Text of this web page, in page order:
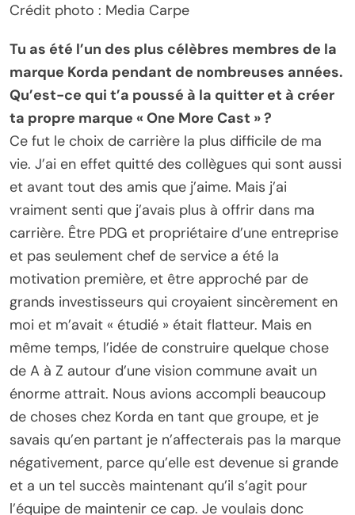
Crédit photo : Media Carpe
Tu as été l’un des plus célèbres membres de la
marque Korda pendant de nombreuses années.
Qu’est-ce qui t’a poussé à la quitter et à créer
ta propre marque « One More Cast » ?
Ce fut le choix de carrière la plus difficile de ma
vie. J’ai en effet quitté des collègues qui sont aussi
et avant tout des amis que j’aime. Mais j’ai
vraiment senti que j’avais plus à offrir dans ma
carrière. Être PDG et propriétaire d’une entreprise
et pas seulement chef de service a été la
motivation première, et être approché par de
grands investisseurs qui croyaient sincèrement en
moi et m’avait « étudié » était flatteur. Mais en
même temps, l’idée de construire quelque chose
de A à Z autour d’une vision commune avait un
énorme attrait. Nous avions accompli beaucoup
de choses chez Korda en tant que groupe, et je
savais qu’en partant je n’affecterais pas la marque
négativement, parce qu’elle est devenue si grande
et a un tel succès maintenant qu’il s’agit pour
l’équipe de maintenir ce cap. Je voulais donc